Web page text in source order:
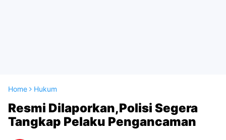
Home Hukum
Resmi Dilaporkan,Polisi Segera
Tangkap Pelaku Pengancaman